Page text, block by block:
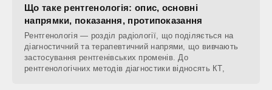
Що таке рентгенологія: опис, основні
напрямки, показання, протипоказання
Рентгенологія — розділ радіології, що поділяється на
діагностичний та терапевтичний напрями, що вивчають
застосування рентгенівських променів. До
рентгенологічних методів діагностики відносять КТ,